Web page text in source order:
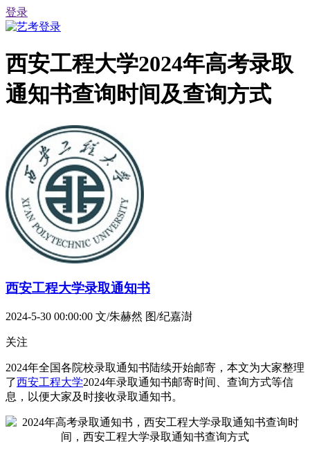
登录
西安工程大学2024年高考录取
通知书查询时间及查询方式
西安工程大学录取通知书
2024-5-30 00:00:00 文/朱赫然 图/纪嘉澍
关注
2024年全国各院校录取通知书陆续开始邮寄，本文为大家整理
了西安工程大学2024年录取通知书邮寄时间、查询方式等信
息，以便大家及时接收录取通知书。